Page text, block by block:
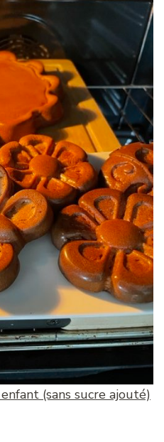
(sans sucre ajouté)